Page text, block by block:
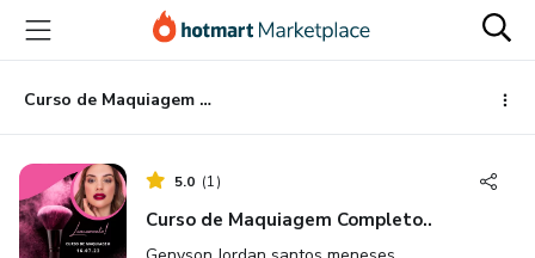
para
conteúdo
principal
para
pagamento
para
rodapé
Curso de Maquiagem Completo..
5.0 (1)
Curso de Maquiagem Completo..